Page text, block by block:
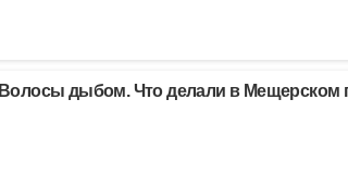
Волосы дыбом. Что делали в Мещерском